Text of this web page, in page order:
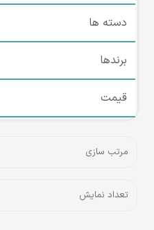
دسته ها
برندها
قیمت